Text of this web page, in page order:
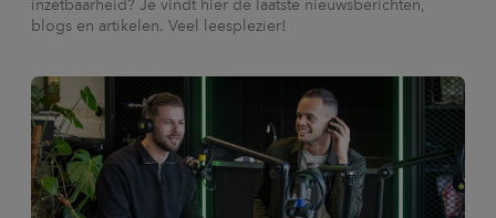
inzetbaarheid? Je vindt hier de laatste nieuwsberichten,
blogs en artikelen. Veel leesplezier!